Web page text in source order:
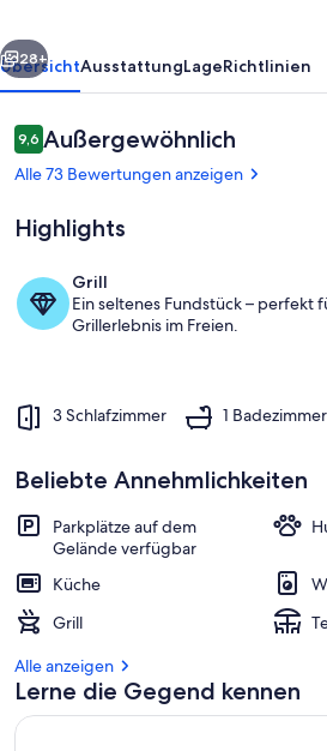
Weiter
28+
ÜbersichtAusstattungLageRichtlinien
Bewertungen
9,69,6 von 10.
Außergewöhnlich
Alle 73 Bewertungen anzeigen
Highlights
Grill
Ein seltenes Fundstück – perfekt
Grillerlebnis im Freien.
3 Schlafzimmer 1 Badezimmer
Beliebte Annehmlichkeiten
Parkplätze auf dem
Gelände verfügbar
Küche
Grill
Alle anzeigen
Lerne die Gegend kennen